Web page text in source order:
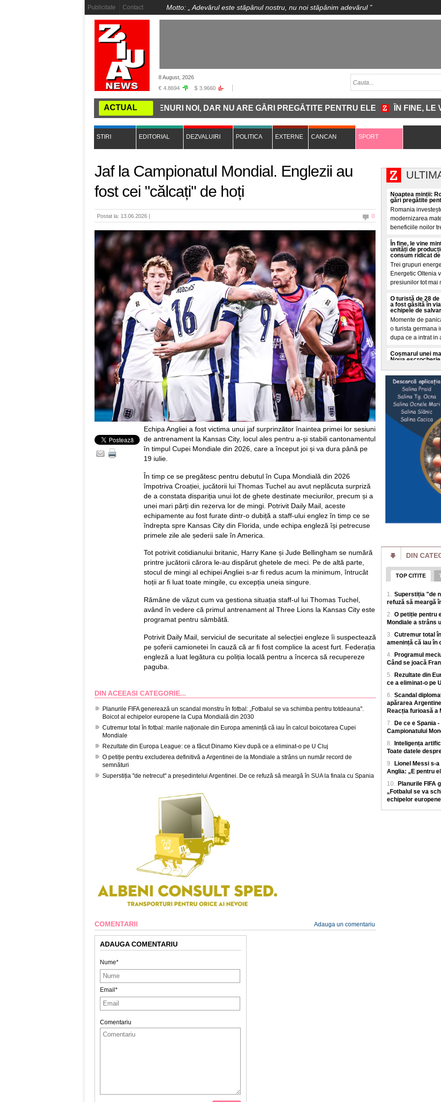
Publicitate Contact Motto: „ Adevărul este stăpânul nostru, nu noi stăpânim adevărul”
8 August, 2026
€ 4.8694 $ 3.9660
ACTUAL
MINȚII: ROMÂNIA CUMPĂRĂ TRENURI NOI, DAR NU ARE GĂRI PREGĂTITE PENTRU ELE ÎN FINE, LE VINE
STIRI EDITORIAL DEZVALUIRI POLITICA EXTERNE CANCAN SPORT
Jaf la Campionatul Mondial. Englezii au
fost cei "călcați" de hoți
Postat la: 13.06.2026 | 0
Echipa Angliei a fost victima unui jaf surprinzător înaintea primei lor sesiuni
de antrenament la Kansas City, locul ales pentru a-și stabili cantonamentul
în timpul Cupei Mondiale din 2026, care a început joi și va dura până pe
19 iulie.
În timp ce se pregătesc pentru debutul în Cupa Mondială din 2026
împotriva Croației, jucătorii lui Thomas Tuchel au avut neplăcuta surpriză
de a constata dispariția unui lot de ghete destinate meciurilor, precum și a
unei mari părți din rezerva lor de mingi. Potrivit Daily Mail, aceste
echipamente au fost furate dintr-o dubiță a staff-ului englez în timp ce se
îndrepta spre Kansas City din Florida, unde echipa engleză își petrecuse
primele zile ale șederii sale în America.
Tot potrivit cotidianului britanic, Harry Kane și Jude Bellingham se numără
printre jucătorii cărora le-au dispărut ghetele de meci. Pe de altă parte,
stocul de mingi al echipei Angliei s-ar fi redus acum la minimum, întrucât
hoții ar fi luat toate mingile, cu excepția uneia singure.
Rămâne de văzut cum va gestiona situația staff-ul lui Thomas Tuchel,
având în vedere că primul antrenament al Three Lions la Kansas City este
programat pentru sâmbătă.
Potrivit Daily Mail, serviciul de securitate al selecției engleze îi suspectează
pe șoferii camionetei în cauză că ar fi fost complice la acest furt. Federația
engleză a luat legătura cu poliția locală pentru a încerca să recupereze
paguba.
DIN ACEEASI CATEGORIE...
Planurile FIFA generează un scandal monstru în fotbal: „Fotbalul se va schimba pentru totdeauna".
Boicot al echipelor europene la Cupa Mondială din 2030
Cutremur total în fotbal: marile naționale din Europa amenință că iau în calcul boicotarea Cupei
Mondiale
Rezultate din Europa League: ce a făcut Dinamo Kiev după ce a eliminat-o pe U Cluj
O petiție pentru excluderea definitivă a Argentinei de la Mondiale a strâns un număr record de
semnături
Superstiția "de netrecut" a președintelui Argentinei. De ce refuză să meargă în SUA la finala cu Spania
COMENTARII Adauga un comentariu
ADAUGA COMENTARIU
Nume*
Email*
Comentariu
Noaptea minții:
gări pregătite
Romania
modernizarea
beneficiile noilor
În fine, le vine
unități de
consum ridicat
Trei grupuri
Energetic Oltenia
presiunilor tot mai
O turistă de 28
a fost găsită în
echipele de
Momente de
o turista germana
dupa ce a intrat in
Coșmarul unei
Noua
O femeie din
coșmar crezand
moarte. Totul a
Cât a costat-o
„Dacă vă
va fi"
O tanara
ce a dezvaluit o
achite pentru o
Bulgaria face
Ministrul de la
România
Bulgaria face
de la Sofia se
masivBulgaria
România a
perioada 2-8
top. Mai explică
slăbire
Mulți oameni
timp pentru sala
Nutriționistul
Explicația lui
stadion: "Unii
Florin Prunea (57
actual delegat
pe rețelele de
DIN
TOP CITITE
1. Superstiția "de
refuză să meargă
2. O petiție pentru
Mondiale a strâns
3. Cutremur total
amenință că iau în
4. Programul
Când se joacă
5. Rezultate din
ce a eliminat-o pe
6. Scandal
apărarea
Reacția furioasă a
7. De ce e Spania
Campionatului
8. Inteligența
Toate datele
9. Lionel Messi s-
Anglia: „E pentru
10. Planurile FIFA
„Fotbalul se va
echipelor